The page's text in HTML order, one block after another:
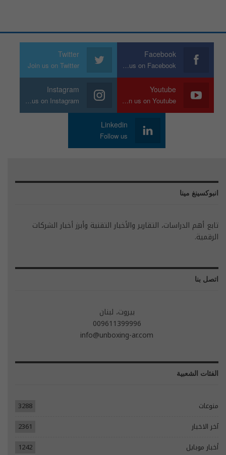
Facebook
Join us on Facebook
Twitter
Join us on Twitter
Youtube
Join us on Youtube
Instagram
Join us on Instagram
Linkedin
Follow us
انبوكسينغ مينا
تابع أهم الدراسات، التقارير والأخبار التقنية وأبرز أخبار الشركات
الرقمية.
اتصل بنا
بيروت، لبنان
009611399996
info@unboxing-ar.com
الفئات الشعبية
منوعات
3288
آخر الاخبار
2361
أخبار موبايل
1242